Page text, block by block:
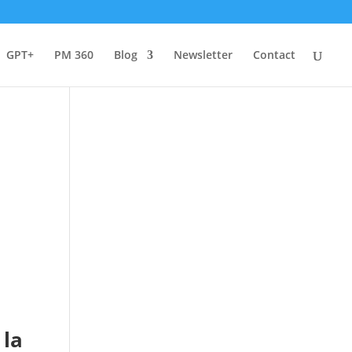
GPT+ PM 360 Blog Newsletter Contact